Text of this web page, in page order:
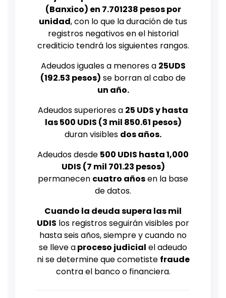
(Banxico) en 7.701238 pesos por
unidad, con lo que la duración de tus
registros negativos en el historial
crediticio tendrá los siguientes rangos.
Adeudos iguales a menores a 25UDS
(192.53 pesos) se borran al cabo de
un año.
Adeudos superiores a 25 UDS y hasta
las 500 UDIS (3 mil 850.61 pesos)
duran visibles dos años.
Adeudos desde 500 UDIS hasta 1,000
UDIS (7 mil 701.23 pesos)
permanecen cuatro añosen la base
de datos.
Cuando la deuda supera las mil
UDIS los registros seguirán visibles por
hasta seis años, siempre y cuando no
se lleve aproceso judicial el adeudo
ni se determine que cometiste fraude
contra el banco o financiera.